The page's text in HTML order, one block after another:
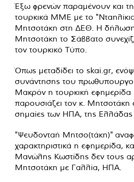
Έξω φρενών παραμένουν και
τουρκικά ΜΜΕ με το
Μητσοτάκη στη ΔΕΘ. Η
Μητσοτάκη το Σάββατο
τον τουρκικό Τύπο.
Όπως μεταδίδει το skai.gr,
συνάντησης του
Μακρόν η τουρκική εφημερίδα
παρουσιάζει τον κ. Μητσοτάκη
σημαίες των ΗΠΑ, της Ελλάδας
"Ψευδονταή Μητσο(τάκη)"
χαρακτηριστικά η εφημερίδα,
Μανώλης Κωστίδης δεν τους
Μητσοτάκη με Γαλλία, ΗΠΑ.